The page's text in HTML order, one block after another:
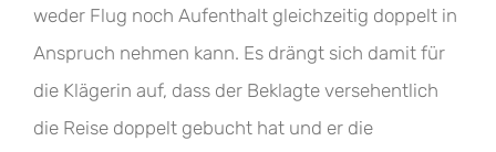
weder Flug noch Aufenthalt gleichzeitig doppelt in
Anspruch nehmen kann. Es drängt sich damit für
die Klägerin auf, dass der Beklagte versehentlich
die Reise doppelt gebucht hat und er die